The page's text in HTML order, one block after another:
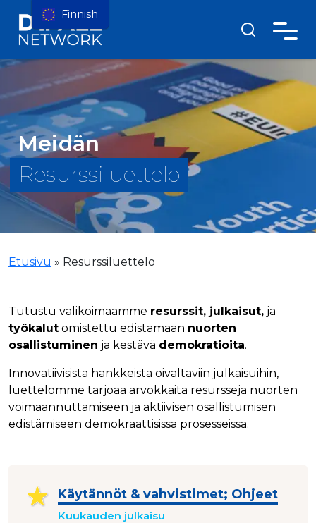
Meidän
Resurssiluettelo
Etusivu » Resurssiluettelo
Tutustu valikoimaamme resurssit, julkaisut, ja
työkalut omistettu edistämään nuorten
osallistuminen ja kestävä demokratioita.
Innovatiivisista hankkeista oivaltaviin julkaisuihin,
luettelomme tarjoaa arvokkaita resursseja nuorten
voimaannuttamiseen ja aktiivisen osallistumisen
edistämiseen demokraattisissa prosesseissa.
Käytännöt & vahvistimet; Ohjeet
Kuukauden julkaisu
Finnish